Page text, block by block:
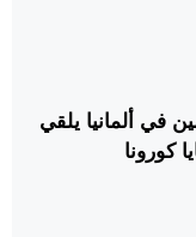
في ألمانيا يلقي
كورونا